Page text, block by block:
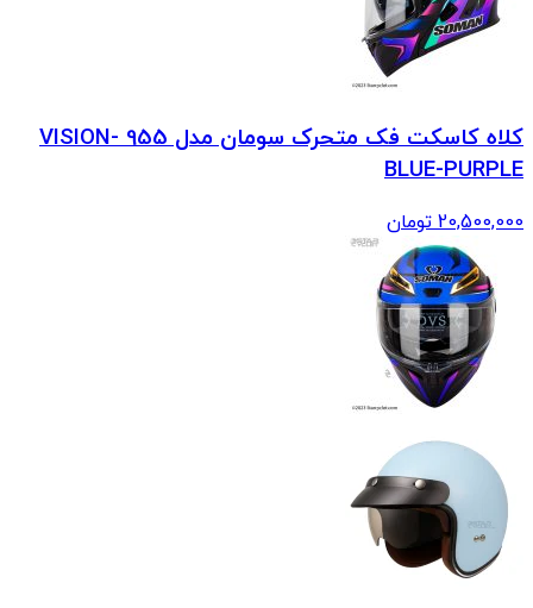
کلاه کاسکت فک متحرک سومان مدل 955 VISION-
BLUE-PURPLE
20,500,000 تومان